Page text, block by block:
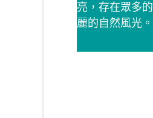
亮，存在眾多
麗的自然風光